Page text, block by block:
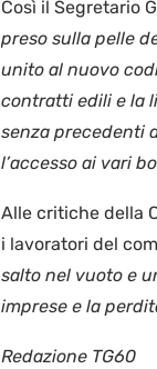
Così il Segretario
preso sulla pelle
unito al nuovo
contratti edili e la
senza precedenti
l’accesso ai vari
Alle critiche della
i lavoratori del
salto nel vuoto e
imprese e la
Redazione TG60